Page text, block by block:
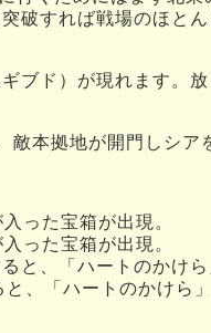
破すれば戦場のほと
ブド）が現れます。
本拠地が開門しシア
った宝箱が出現。
った宝箱が出現。
と、「ハートのかけら
、「ハートのかけら